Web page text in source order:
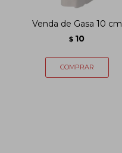
Venda de Gasa 10 cm
$ 10